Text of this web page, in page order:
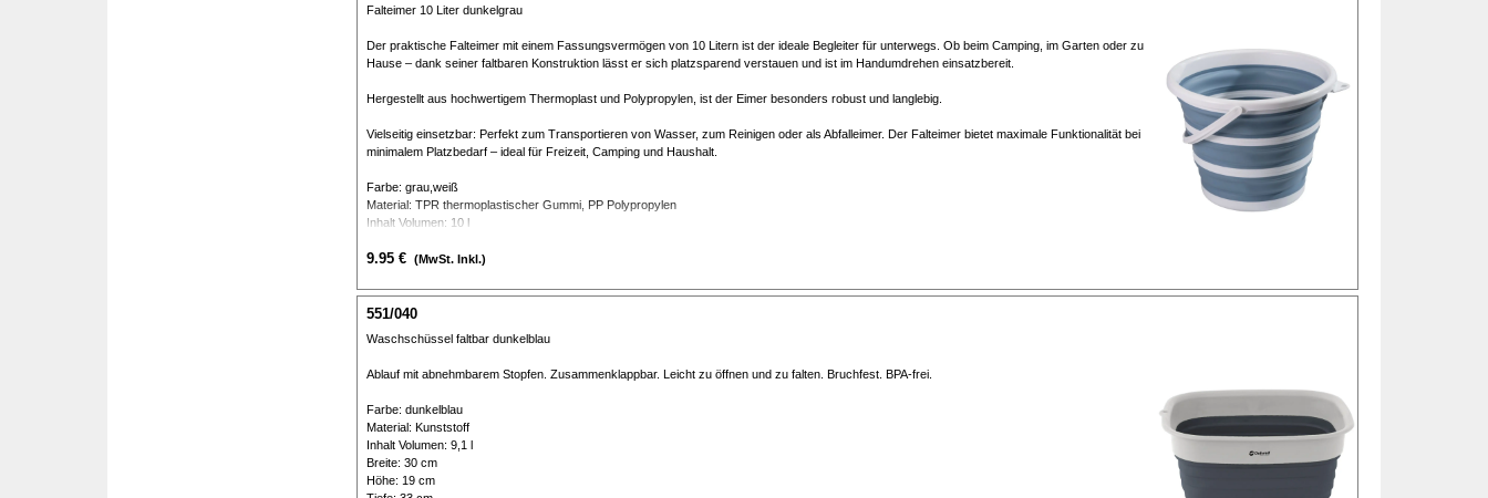
Falteimer 10 Liter dunkelgrau
Der praktische Falteimer mit einem Fassungsvermögen von 10 Litern ist der ideale Begleiter für unterwegs. Ob beim Camping, im Garten oder zu
Hause – dank seiner faltbaren Konstruktion lässt er sich platzsparend verstauen und ist im Handumdrehen einsatzbereit.
Hergestellt aus hochwertigem Thermoplast und Polypropylen, ist der Eimer besonders robust und langlebig.
Vielseitig einsetzbar: Perfekt zum Transportieren von Wasser, zum Reinigen oder als Abfalleimer. Der Falteimer bietet maximale Funktionalität bei
minimalem Platzbedarf – ideal für Freizeit, Camping und Haushalt.
Farbe: grau,weiß
Material: TPR thermoplastischer Gummi, PP Polypropylen
Inhalt Volumen: 10 l
Durchmesser: 31,5 cm
Packmaß: 32,5 x 32,5 x 5 cm
9.95 € (MwSt. Inkl.)
551/040
Waschschüssel faltbar dunkelblau
Ablauf mit abnehmbarem Stopfen. Zusammenklappbar. Leicht zu öffnen und zu falten. Bruchfest. BPA-frei.
Farbe: dunkelblau
Material: Kunststoff
Inhalt Volumen: 9,1 l
Breite: 30 cm
Höhe: 19 cm